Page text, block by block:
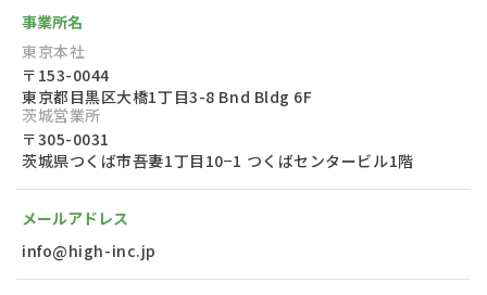
事業所名
東京本社
〒153-0044
東京都目黒区大橋1丁目3-8 Bnd Bldg 6F
茨城営業所
〒305-0031
茨城県つくば市吾妻1丁目10−1 つくばセンタービル1階
メールアドレス
info@high-inc.jp